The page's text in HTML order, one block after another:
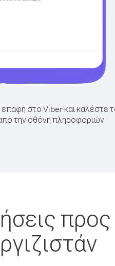
επαφή στο Viber και καλέστε
την οθόνη πληροφοριών